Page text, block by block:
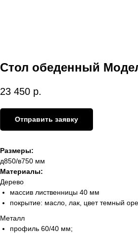
Стол обеденный
23 450 р.
Отправить заявку
Размеры:
д850/в750 мм
Материалы:
Дерево
массив лиственницы 40 мм
покрытие: масло, лак, цвет темный
Металл
профиль 60/40 мм;